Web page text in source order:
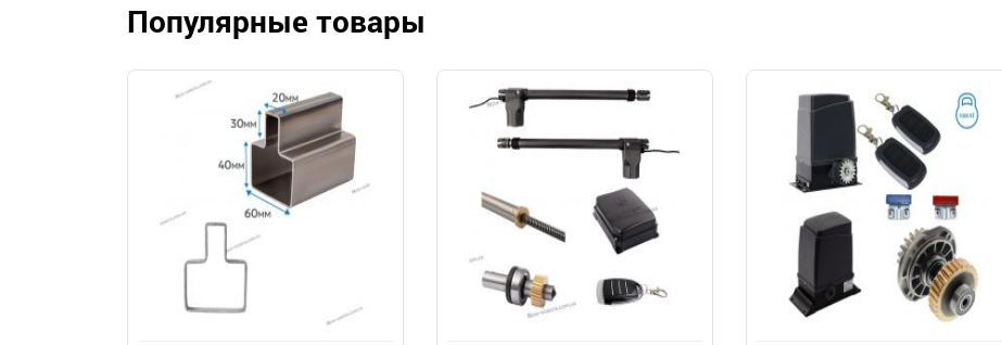
Популярные товары